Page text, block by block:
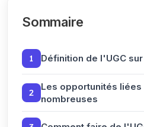
Sommaire
1 Définition de l'UGC
2
Les opportunités liées
nombreuses